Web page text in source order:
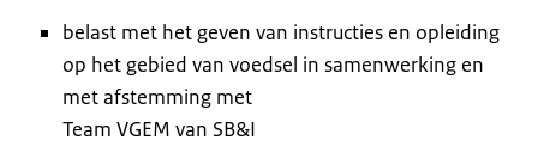
belast met het geven van instructies en opleiding
op het gebied van voedsel in samenwerking en
met afstemming met
Team VGEM van SB&I